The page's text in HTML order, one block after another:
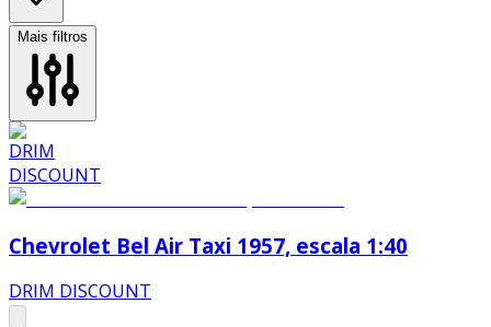
Mais filtros
Chevrolet Bel Air Taxi 1957, escala 1:40
DRIM DISCOUNT